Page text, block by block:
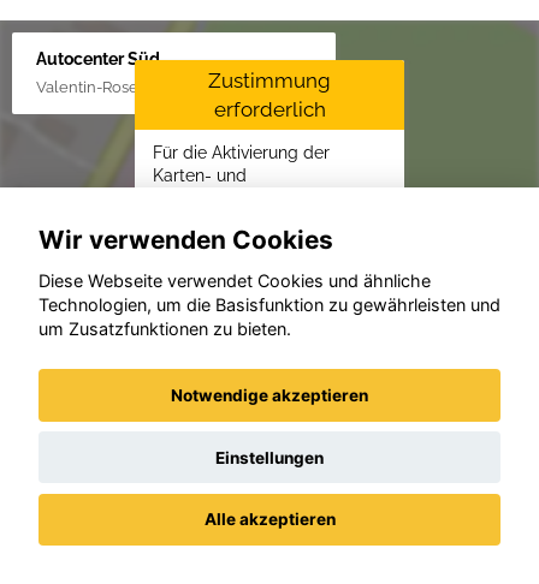
Autocenter Süd
Valentin-Rose-Str. 3, 16816 Neuruppin
Zustimmung
erforderlich
Für die Aktivierung der
Karten- und
Datenschutzrichtlinien vom
erforderlich.
Zustimmen und
Wir verwenden Cookies
Diese Webseite verwendet Cookies und ähnliche
Technologien, um die Basisfunktion zu gewährleisten und
um Zusatzfunktionen zu bieten.
Notwendige akzeptieren
Einstellungen
Alle akzeptieren